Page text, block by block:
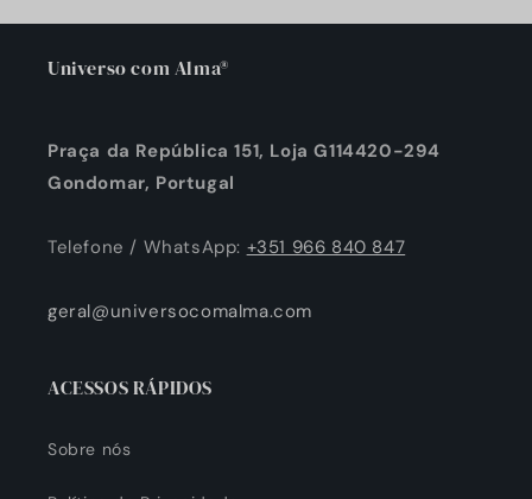
Universo com Alma®
Praça da República 151, Loja G114420-294
Gondomar, Portugal
Telefone / WhatsApp: +351 966 840 847
geral@universocomalma.com
ACESSOS RÁPIDOS
Sobre nós